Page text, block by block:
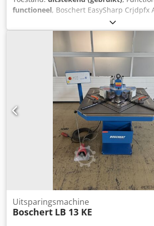
technische gegevens, foto's en
uitrusting sturen wij u op aanvraag
functioneel, Boschert EasySharp Crjdpfx
Boschert EasySharp is de economische
professioneel naslijpen van
Speciaal ontwikkeld voor de eisen van
plaatbewerking, maakt het het
stempels en matrijzen van verschillende
gereedschapssystemen mogelijk. De
standaard uitgerust voor het slijpen van
gereedschappen, maar op verzoek en
kunnen er ook opnames voor Amada-
worden geleverd. De optische en
EasySharp is zeer goed; deze is dit jaar
Slijpschijfdiameter: 175 mm
Verplaatsingsincrementen: 0,02 mm
x 150 mm Werkhöhe: 1100 mm
800 x 520 x 1300 mm Gewicht: 160 kg
Uitsparingsmachine
Boschert LB 13 KE